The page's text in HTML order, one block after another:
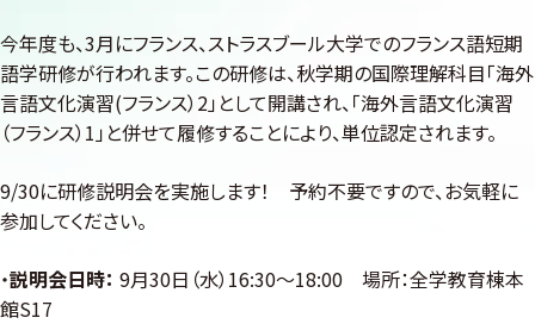
今年度も、3月にフランス、ストラスブール大学でのフランス語短期
語学研修が行われます。この研修は、秋学期の国際理解科目「海外
言語文化演習(フランス）2」として開講され、「海外言語文化演習
（フランス）1」と併せて履修することにより、単位認定されます。
9/30に研修説明会を実施します！ 予約不要ですので、お気軽に
参加してください。
・説明会日時： 9月30日（水）16:30～18:00 場所：全学教育棟本
館S17